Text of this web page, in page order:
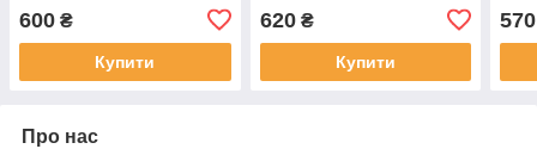
600 ₴
Купити
620₴
Купити
570
Про нас